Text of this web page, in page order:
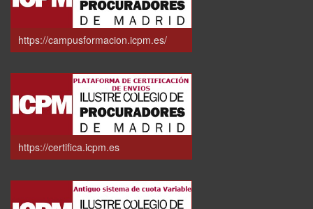
https://campusformacion.icpm.es/
https://certifica.icpm.es